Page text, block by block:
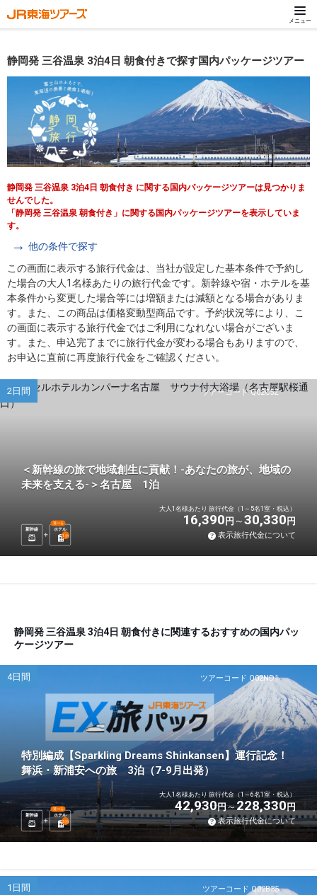
メニュー
静岡発 三谷温泉 3泊4日 朝食付きで探す国内パッケージツアー
静岡発 三谷温泉 3泊4日 朝食付き に関する国内パッケージツアーは見つかりま
せんでした。
「静岡発 三谷温泉 朝食付き」に関する国内パッケージツアーを表示していま
す。
他の条件で探す
この画面に表示する旅行代金は、当社が設定した基本条件で予約し
た場合の大人1名様あたりの旅行代金です。新幹線や宿・ホテルを基
本条件から変更した場合等には増額または減額となる場合がありま
す。また、この商品は価格変動型商品です。予約状況等により、こ
の画面に表示する旅行代金ではご利用になれない場合がございま
す。また、申込完了までに旅行代金が変わる場合もありますので、
お申込に直前に再度旅行代金をご確認ください。
ツアーコード Q02C5Z
2日間
＜新幹線の旅で地域創生に貢献！-あなたの旅が、地域の
未来を支える-＞名古屋 1泊
新幹線 ホテル
選べる
1 泊
大人1名様あたり 旅行代金（1～5名1室・税込）
16,390 円 30,330 円
表示旅行代金について
静岡発 三谷温泉 3泊4日 朝食付きに関連するおすすめの国内パッ
ケージツアー
ツアーコード Q02ND1
4日間
特別編成【Sparkling Dreams Shinkansen】運行記念！
舞浜・新浦安への旅 3泊（7-9月出発）
新幹線 ホテル
選べる
3泊
大人1名様あたり 旅行代金（1～6名1室・税込）
42,930円 228,330円
表示旅行代金について
ツアーコード Q02B35
1日間